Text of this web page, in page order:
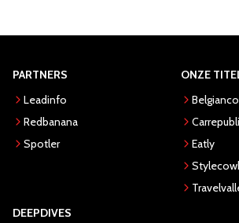
PARTNERS
Leadinfo
Redbanana
Spotler
ONZE
Eatly
DEEPDIVES